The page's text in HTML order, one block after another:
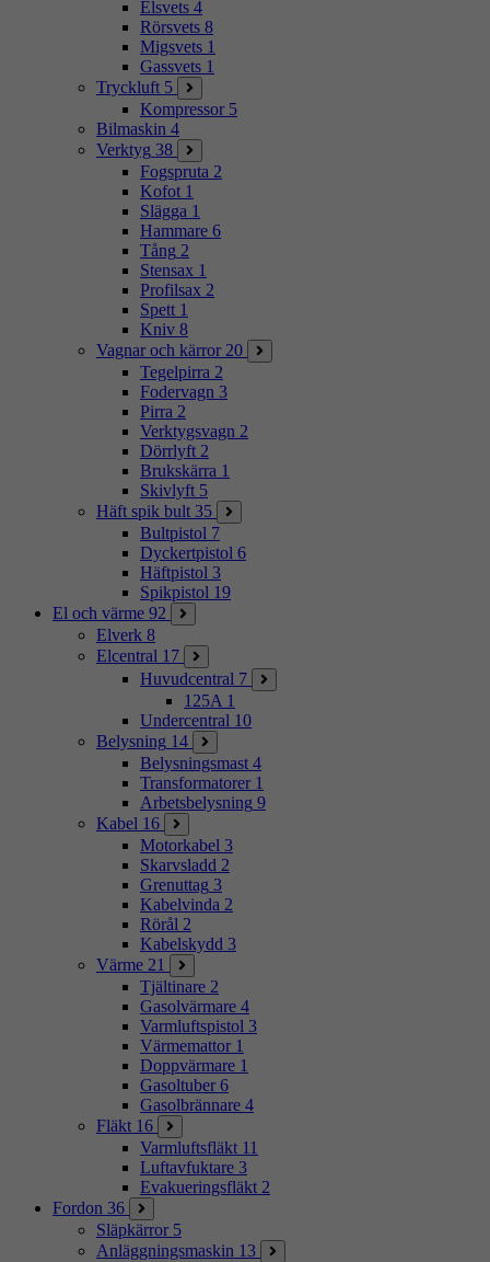
Elsvets 4
Rörsvets 8
Migsvets 1
Gassvets 1
Tryckluft 5
Kompressor 5
Bilmaskin 4
Verktyg 38
Fogspruta 2
Kofot 1
Slägga 1
Hammare 6
Tång 2
Stensax 1
Profilsax 2
Spett 1
Kniv 8
Vagnar och kärror 20
Tegelpirra 2
Fodervagn 3
Pirra 2
Verktygsvagn 2
Dörrlyft 2
Brukskärra 1
Skivlyft 5
Häft spik bult 35
Bultpistol 7
Dyckertpistol 6
Häftpistol 3
Spikpistol 19
El och värme 92
Elverk 8
Elcentral 17
Huvudcentral 7
125A 1
Undercentral 10
Belysning 14
Belysningsmast 4
Transformatorer 1
Arbetsbelysning 9
Kabel 16
Motorkabel 3
Skarvsladd 2
Grenuttag 3
Kabelvinda 2
Rörål 2
Kabelskydd 3
Värme 21
Tjältinare 2
Gasolvärmare 4
Varmluftspistol 3
Värmemattor 1
Doppvärmare 1
Gasoltuber 6
Gasolbrännare 4
Fläkt 16
Varmluftsfläkt 11
Luftavfuktare 3
Evakueringsfläkt 2
Fordon 36
Släpkärror 5
Anläggningsmaskin 13